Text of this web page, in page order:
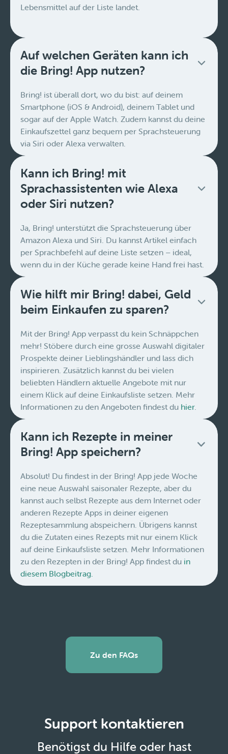
Lebensmittel auf der Liste landet.
Auf welchen Geräten kann ich
die Bring! App nutzen?
Bring! ist überall dort, wo du bist: auf deinem
Smartphone (iOS & Android), deinem Tablet und
sogar auf der Apple Watch. Zudem kannst du deine
Einkaufszettel ganz bequem per Sprachsteuerung
via Siri oder Alexa verwalten.
Kann ich Bring! mit
Sprachassistenten wie Alexa
oder Siri nutzen?
Ja, Bring! unterstützt die Sprachsteuerung über
Amazon Alexa und Siri. Du kannst Artikel einfach
per Sprachbefehl auf deine Liste setzen – ideal,
wenn du in der Küche gerade keine Hand frei hast.
Wie hilft mir Bring! dabei, Geld
beim Einkaufen zu sparen?
Mit der Bring! App verpasst du kein Schnäppchen
mehr! Stöbere durch eine grosse Auswahl digitaler
Prospekte deiner Lieblingshändler und lass dich
inspirieren. Zusätzlich kannst du bei vielen
beliebten Händlern aktuelle Angebote mit nur
einem Klick auf deine Einkaufsliste setzen. Mehr
Informationen zu den Angeboten findest du hier.
Kann ich Rezepte in meiner
Bring! App speichern?
Absolut! Du findest in der Bring! App jede Woche
eine neue Auswahl saisonaler Rezepte, aber du
kannst auch selbst Rezepte aus dem Internet oder
anderen Rezepte Apps in deiner eigenen
Rezeptesammlung abspeichern. Übrigens kannst
du die Zutaten eines Rezepts mit nur einem Klick
auf deine Einkaufsliste setzen. Mehr Informationen
zu den Rezepten in der Bring! App findest du in
diesem Blogbeitrag.
Zu den FAQs
Support kontaktieren
Benötigst du Hilfe oder hast